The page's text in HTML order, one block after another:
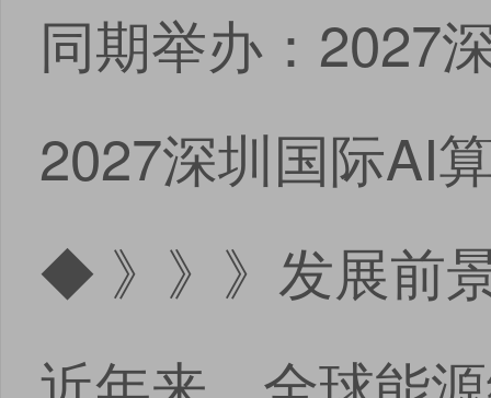
同期举办：2027
2027深圳国际AI
◆ 》》》发展前